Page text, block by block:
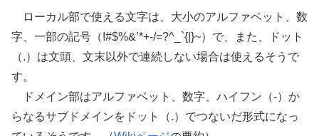
ローカル部で使える文字は、大小のアルファベット、数
字、一部の記号（!#$%&’*+-/=?^_`{|}~）で、また、ドット
（.）は文頭、文末以外で連続しない場合は使えるそうで
す。
ドメイン部はアルファベット、数字、ハイフン（-）か
らなるサブドメインをドット（.）でつないだ形式になっ